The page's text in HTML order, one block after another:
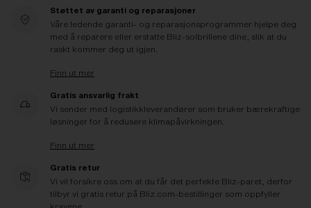
Støttet av garanti og reparasjoner
Våre ledende garanti- og reparasjonsprogrammer hjelpe deg
med å reparere eller erstatte Bliz-solbrillene dine, slik at du
raskt kommer deg ut igjen.
Finn ut mer
Gratis ansvarlig frakt
Vi sender med logistikkleverandører som bruker bærekraftige
løsninger for å redusere klimapåvirkningen.
Finn ut mer
Gratis retur
Vi vil forsikre oss om at du får det perfekte Bliz-paret, derfor
tilbyr vi gratis retur på Bliz.com-bestillinger som oppfyller